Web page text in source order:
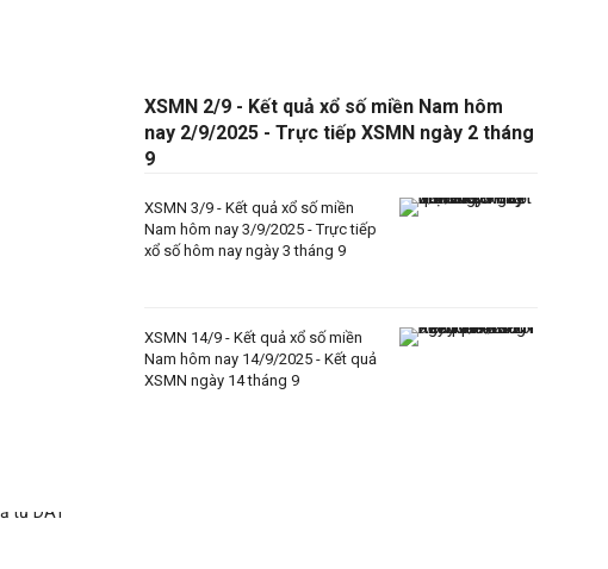
XSMN 2/9 - Kết quả xổ số miền Nam hôm
nay 2/9/2025 - Trực tiếp XSMN ngày 2 tháng
9
XSMN 3/9 - Kết quả xổ số miền
Nam hôm nay 3/9/2025 - Trực tiếp
xổ số hôm nay ngày 3 tháng 9
XSMN 14/9 - Kết quả xổ số miền
Nam hôm nay 14/9/2025 - Kết quả
XSMN ngày 14 tháng 9